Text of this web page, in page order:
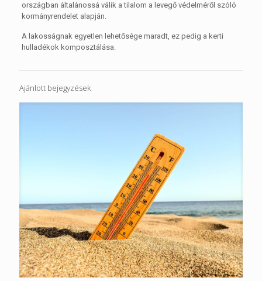
országban általánossá válik a tilalom a levegő védelméről szóló
kormányrendelet alapján.
A lakosságnak egyetlen lehetősége maradt, ez pedig a kerti
hulladékok komposztálása.
Ajánlott bejegyzések